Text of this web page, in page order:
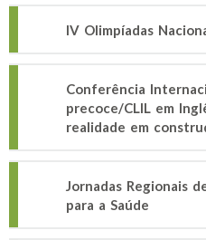
IV Olimpíadas
Conferência
precoce/CLIL em
realidade em
Jornadas Regionais
para a Saúde